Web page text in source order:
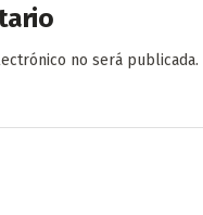
no será publicada.